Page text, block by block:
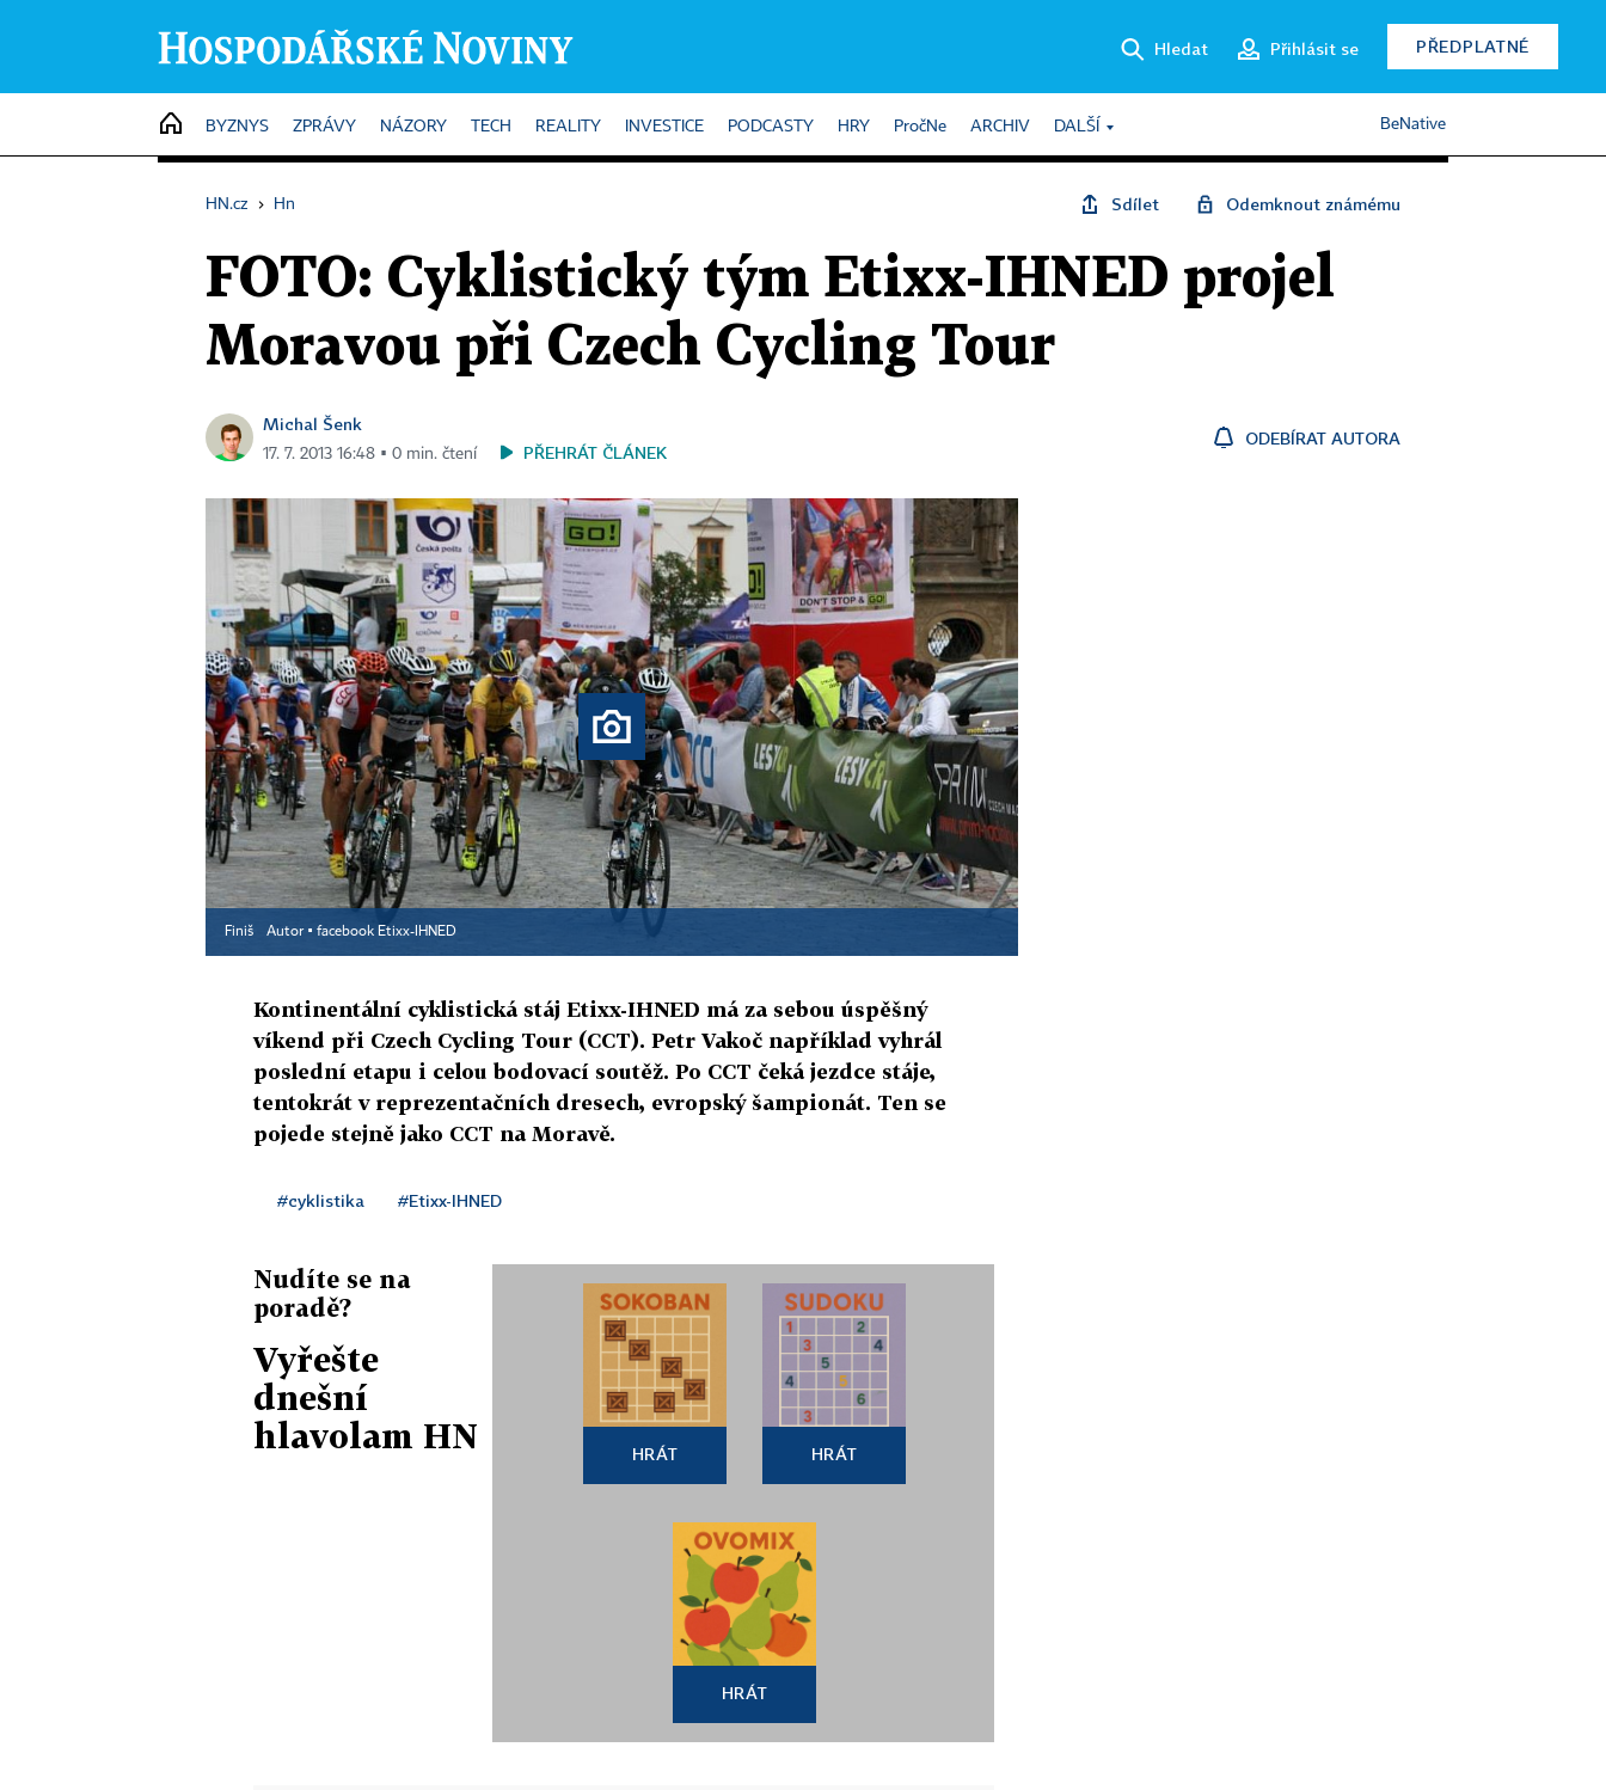
Hledat Přihlásit se PŘEDPLATNÉ
HOME
BYZNYS ZPRÁVY NÁZORY TECH REALITY INVESTICE PODCASTY HRY PročNe ARCHIV DALŠÍ BeNative
HN.cz › Hn Sdílet Odemknout známému
FOTO: Cyklistický tým Etixx-IHNED projel
Moravou při Czech Cycling Tour
Michal Šenk
17. 7. 2013 16:48 ▪ 0 min. čtení PŘEHRÁT ČLÁNEK
ODEBÍRAT AUTORA
Finiš Autor ▪ facebook Etixx-IHNED
Kontinentální cyklistická stáj Etixx-IHNED má za sebou úspěšný
víkend při Czech Cycling Tour (CCT). Petr Vakoč například vyhrál
poslední etapu i celou bodovací soutěž. Po CCT čeká jezdce stáje,
tentokrát v reprezentačních dresech, evropský šampionát. Ten se
pojede stejně jako CCT na Moravě.
#cyklistika #Etixx-IHNED
Nudíte se na
poradě?
Vyřešte
dnešní
hlavolam HN
HRÁT HRÁT
HRÁT